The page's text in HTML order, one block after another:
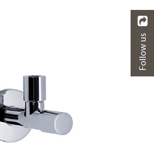
Follow us